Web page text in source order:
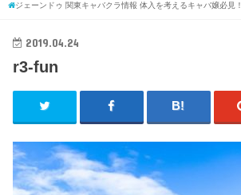
ジェーンドゥ 関東キャバクラ情報 体入を考えるキャバ嬢必見！
2019.04.24
r3-fun